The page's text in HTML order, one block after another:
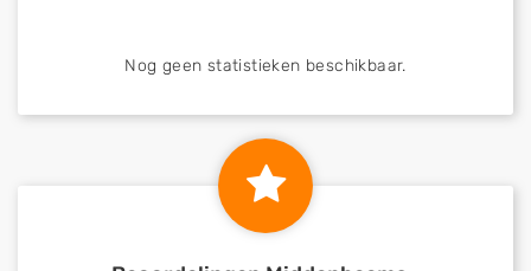
Nog geen statistieken beschikbaar.